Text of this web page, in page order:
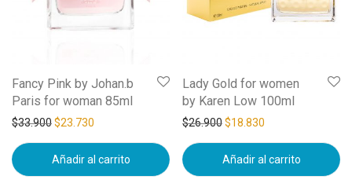
Fancy Pink by Johan.b
Paris for woman 85ml
$33.900$23.730
Añadir al carrito
Lady Gold for women
by Karen Low 100ml
$26.900$18.830
Añadir al carrito